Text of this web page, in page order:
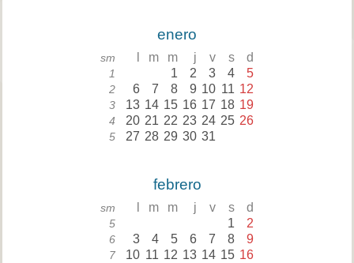
enero
sm m m j v s d
1 1 2 3 4 5
2 6 7 8 9 10 11 12
3 13 14 15 16 17 18 19
4 20 21 22 23 24 25 26
5 27 28 29 30 31
febrero
sm m m j v s d
5 1 2
6 3 4 5 6 7 8 9
7 10 11 12 13 14 15 16